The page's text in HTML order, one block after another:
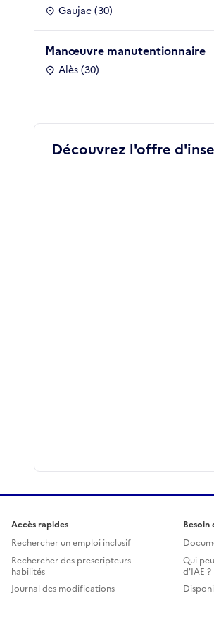
Gaujac (30)
Manœuvre manutentionnaire
Alès (30)
Découvrez l'offre
Accès rapides
Rechercher un emploi inclusif
Rechercher des prescripteurs
habilités
Journal des modifications
Besoin
Qui
d'IAE ?